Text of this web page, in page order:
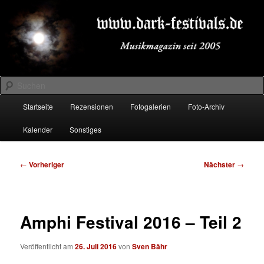
primären
Inhalt
springenDARK-FESTIVALS.DE
Suchen
Startseite Rezensionen Fotogalerien Foto-Archiv
Kalender Sonstiges
Beitragsnavigation
← Vorheriger Nächster →
Amphi Festival 2016 – Teil 2
Veröffentlicht am26. Juli 2016vonSven Bähr